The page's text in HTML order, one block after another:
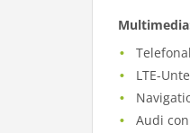
LTE-
Audi